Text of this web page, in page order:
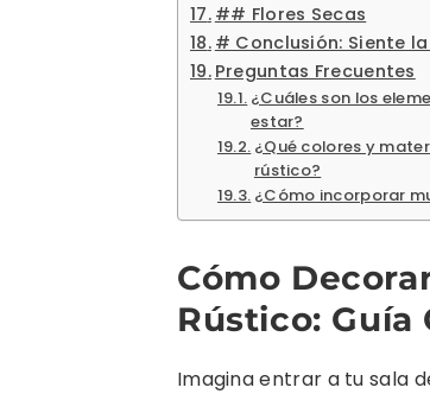
## Flores Secas
# Conclusión: Siente
Preguntas Frecuentes
¿Cuáles son los
estar?
¿Qué colores y
rústico?
¿Cómo incorporar
Cómo
Rústico: Guía
Imagina entrar a tu sala